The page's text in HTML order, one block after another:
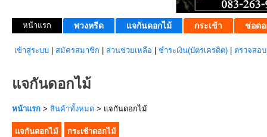
หน้าแรก พวงหรีด แจกันดอกไม้ กระเช้า ช่อดอ
เข้าสู่ระบบ สมัครสมาชิก ส่วนช่วยเหลือ ชำระเงิน(บัตรเครดิต) ตรวจสอ
แจกันดอกไม้
หน้าแรก > สินค้าทั้งหมด > แจกันดอกไม้
แจกันดอกไม้ กระเช้าดอกไม้